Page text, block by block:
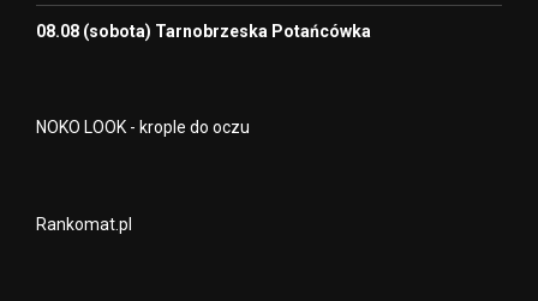
08.08 (sobota) Tarnobrzeska Potańcówka
NOKO LOOK - krople do oczu
Rankomat.pl